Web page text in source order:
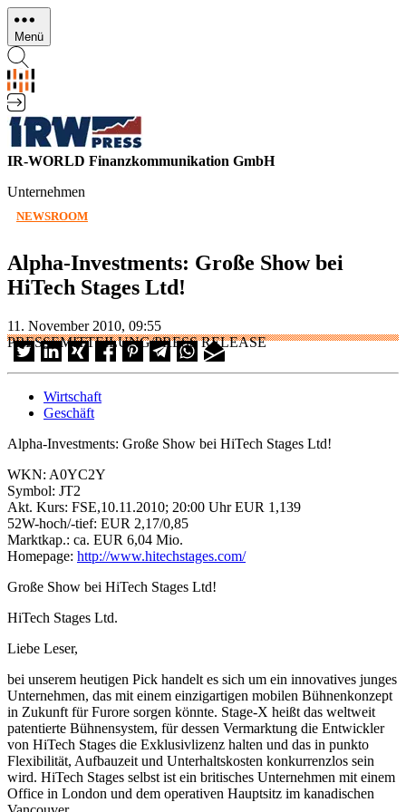
Direkt
zum
Inhalt
Menü
IR-WORLD Finanzkommunikation GmbH
Unternehmen
NEWSROOM
Alpha-Investments: Große Show bei
HiTech Stages Ltd!
11. November 2010, 09:55
PRESSEMITTEILUNG/PRESS RELEASE
Wirtschaft
Geschäft
Alpha-Investments: Große Show bei HiTech Stages Ltd!
WKN: A0YC2Y
Symbol: JT2
Akt. Kurs: FSE,10.11.2010; 20:00 Uhr EUR 1,139
52W-hoch/-tief: EUR 2,17/0,85
Marktkap.: ca. EUR 6,04 Mio.
Homepage: http://www.hitechstages.com/
Große Show bei HiTech Stages Ltd!
HiTech Stages Ltd.
Liebe Leser,
bei unserem heutigen Pick handelt es sich um ein innovatives junges
Unternehmen, das mit einem einzigartigen mobilen Bühnenkonzept
in Zukunft für Furore sorgen könnte. Stage-X heißt das weltweit
patentierte Bühnensystem, für dessen Vermarktung die Entwickler
von HiTech Stages die Exklusivlizenz halten und das in punkto
Flexibilität, Aufbauzeit und Unterhaltskosten konkurrenzlos sein
wird. HiTech Stages selbst ist ein britisches Unternehmen mit einem
Office in London und dem operativen Hauptsitz im kanadischen